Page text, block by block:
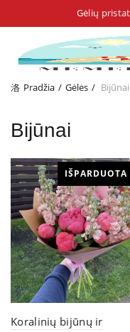
Gėlių
Pradžia Gėlės Bijūnai
Bijūnai
IŠPARDUOTA
Koralinių bijūnų ir